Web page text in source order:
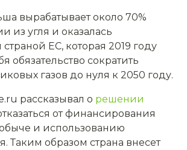
вырабатывает около 70%
из угля и оказалась
ЕС, которая 2019 году
обязательство сократить
газов до нуля к 2050 году.
рассказывал о решении
от финансирования
и использованию
Таким образом страна внесет